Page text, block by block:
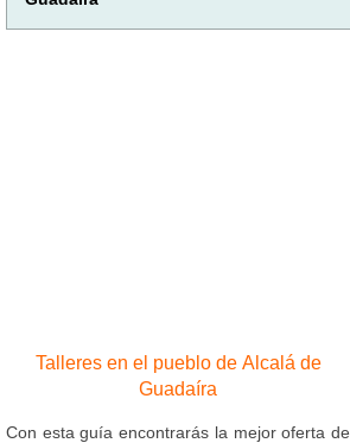
Talleres en el pueblo de Alcalá de
Guadaíra
Con esta guía encontrarás la mejor oferta de